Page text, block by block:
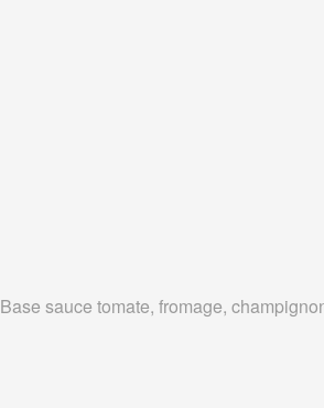
Base sauce tomate, fromage,